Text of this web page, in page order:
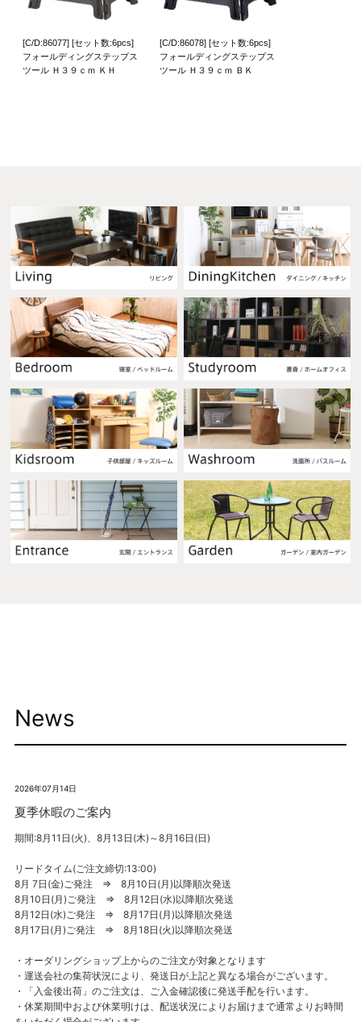
[C/D:86077] [セット数:6pcs]
フォールディングステップス
ツール Ｈ３９ｃｍ ＫＨ
[C/D:86078] [セット数:6pcs]
フォールディングステップス
ツール Ｈ３９ｃｍ ＢＫ